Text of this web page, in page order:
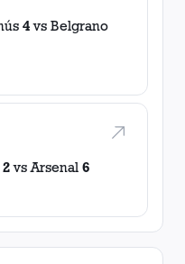
4vs Belgrano
2vs Arsenal 6